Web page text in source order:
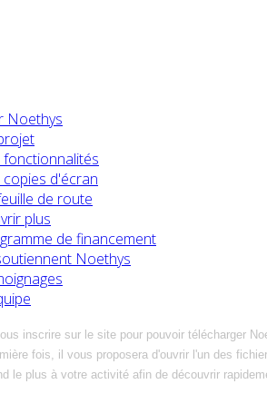
Noethys
fonctionnalités
copies d'écran
de route
plus
de financement
Noethys
inscrire sur le site pour pouvoir télécharger
fois, il vous proposera d'ouvrir l'un des
le plus à votre activité afin de découvrir